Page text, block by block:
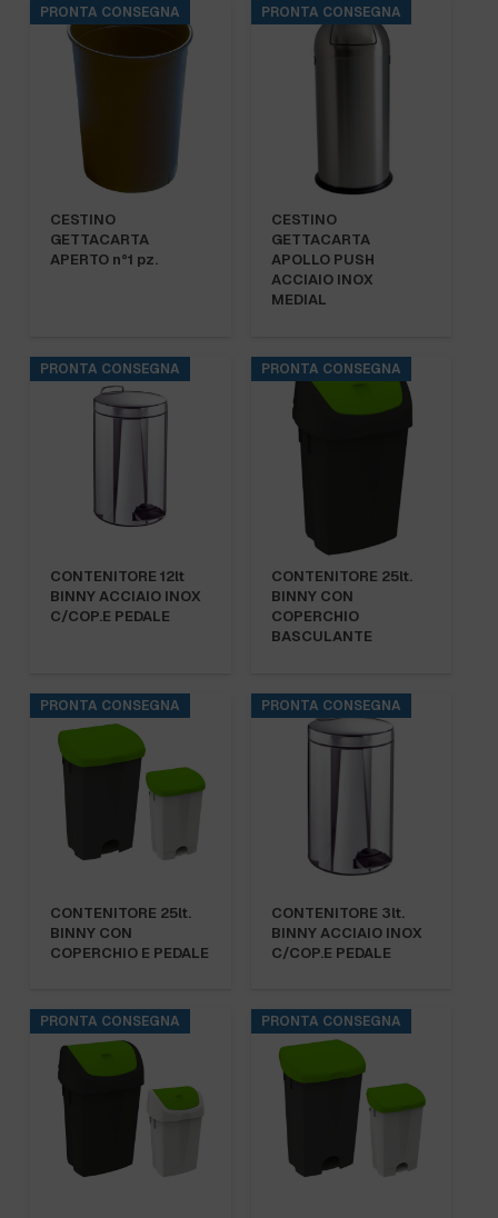
PRONTA CONSEGNA
CESTINO
GETTACARTA
APERTO n°1 pz.
PRONTA CONSEGNA
CESTINO
GETTACARTA
APOLLO PUSH
ACCIAIO INOX
MEDIAL
PRONTA CONSEGNA
CONTENITORE 12lt
BINNY ACCIAIO INOX
C/COP.E PEDALE
PRONTA CONSEGNA
CONTENITORE 25lt.
BINNY CON
COPERCHIO
BASCULANTE
PRONTA CONSEGNA
CONTENITORE 25lt.
BINNY CON
COPERCHIO E PEDALE
PRONTA CONSEGNA
CONTENITORE 3lt.
BINNY ACCIAIO INOX
C/COP.E PEDALE
PRONTA CONSEGNA PRONTA CONSEGNA